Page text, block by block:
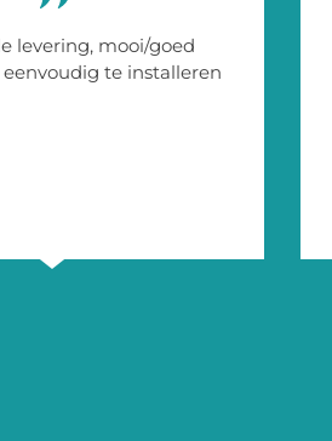
levering, mooi/goed
te installeren